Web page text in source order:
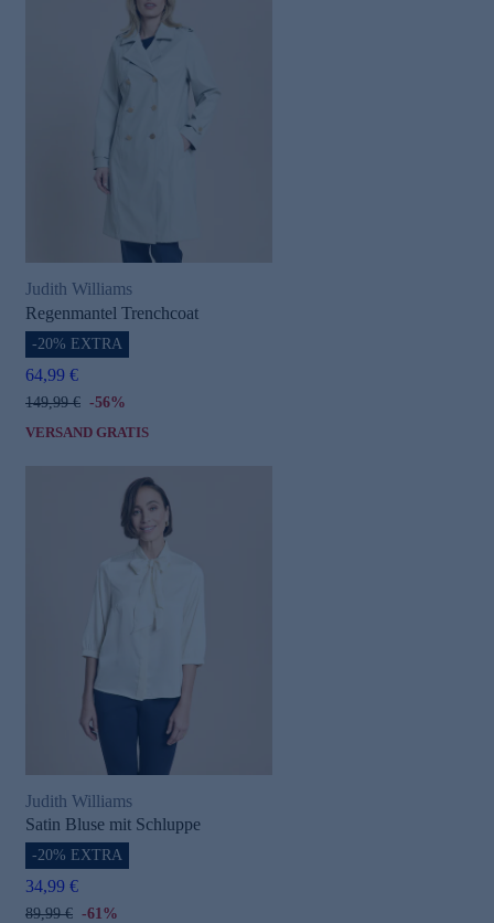
Judith Williams
Regenmantel Trenchcoat
-20% EXTRA
64,99 €
149,99 € -56%
VERSAND GRATIS
Judith Williams
Satin Bluse mit Schluppe
-20% EXTRA
34,99 €
89,99 € -61%